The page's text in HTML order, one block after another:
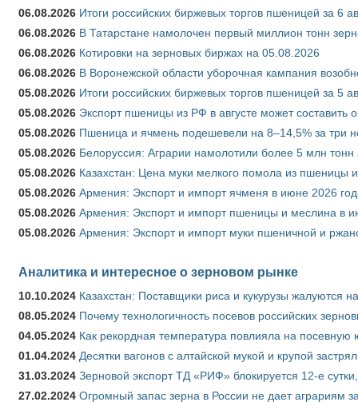
06.08.2026 Итоги российских биржевых торгов пшеницей за 6
06.08.2026 В Татарстане намолочен первый миллион тонн
06.08.2026 Котировки на зерновых биржах на 05.08.2026
06.08.2026 В Воронежской области уборочная кампания
05.08.2026 Итоги российских биржевых торгов пшеницей за 5
05.08.2026 Экспорт пшеницы из РФ в августе может составить
05.08.2026 Пшеница и ячмень подешевели на 8–14,5% за три
05.08.2026 Белоруссия: Аграрии намолотили более 5 млн тонн
05.08.2026 Казахстан: Цена муки мелкого помола из пшеницы
05.08.2026 Армения: Экспорт и импорт ячменя в июне 2026
05.08.2026 Армения: Экспорт и импорт пшеницы и меслина в
05.08.2026 Армения: Экспорт и импорт муки пшеничной и
Аналитика и интересное о зерновом рынке
10.10.2024 Казахстан: Поставщики риса и кукурузы жалуются
08.05.2024 Почему технологичность посевов российских
04.05.2024 Как рекордная температура повлияла на
01.04.2024 Десятки вагонов с алтайской мукой и крупой
31.03.2024 Зерновой экспорт ТД «РИФ» блокируется 12-е
27.02.2024 Огромный запас зерна в России не дает аграриям